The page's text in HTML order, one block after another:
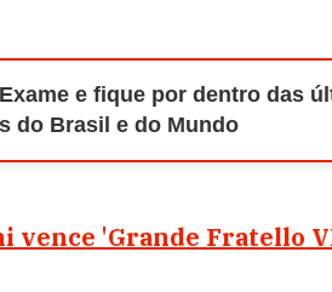
e fique por dentro das
do Brasil e do Mundo
vence 'Grande Fratello